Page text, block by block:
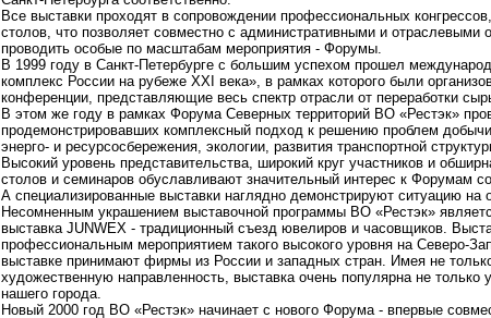
Все выставки проходят в сопровождении профессиональных
столов, что позволяет совместно с административными и отраслевыми
проводить особые по масштабам мероприятия - Форумы.
В 1999 году в Санкт-Петербурге с большим успехом прошел
комплекс России на рубеже XXI века», в рамках которого были
конференции, представляющие весь спектр отрасли от переработки
В этом же году в рамках Форума Северных территорий ВО «Рестэк»
продемонстрировавших комплексный подход к решению проблем
энерго- и ресурсосбережения, экологии, развития транспортной
Высокий уровень представительства, широкий круг участников и
столов и семинаров обуславливают значительный интерес к Форумам
А специализированные выставки наглядно демонстрируют ситуацию на
Несомненным украшением выставочной программы ВО «Рестэк»
выставка JUNWEX - традиционный съезд ювелиров и часовщиков.
профессиональным мероприятием такого высокого уровня на Северо-
выставке принимают фирмы из России и западных стран. Имея не
художественную направленность, выставка очень популярна не только
нашего города.
Новый 2000 год ВО «Рестэк» начинает с нового Форума - впервые